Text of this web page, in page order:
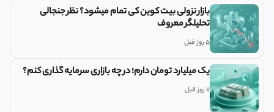
بازار نزولی بیت کوین کی تمام میشود؟ نظر جنجالی
تحلیلگر معروف
5 روز قبل
یک میلیارد تومان دارم؛ در چه بازاری سرمایه گذاری کنم؟
7 روز قبل